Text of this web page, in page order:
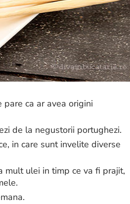
pare ca ar avea origini
de la negustorii portughezi.
in care sunt invelite diverse
mult ulei in timp ce va fi prajit,